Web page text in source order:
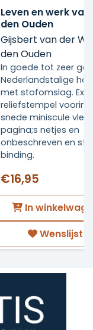
Leven en werk van
den Ouden
Gijsbert van der
den Ouden
In goede tot zeer
Nederlandstalige
met stofomslag. Ex
reliefstempel voorin.
snede miniscule
pagina;s netjes en
onbeschreven en
binding.
€16,95
In
Wenslijst